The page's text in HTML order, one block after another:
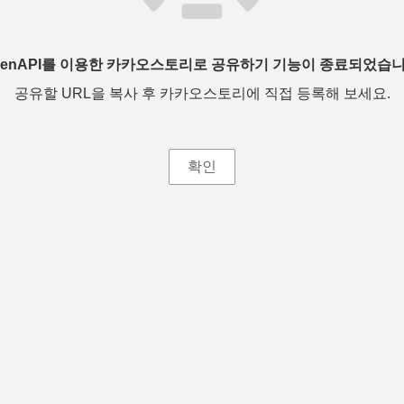
를 이용한 카카오스토리로 공유하기 기능이 종료되었습
공유할 URL을 복사 후 카카오스토리에 직접 등록해 보세요.
확인